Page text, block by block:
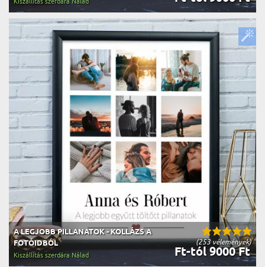
(253 vélemények)
A LEGJOBB PILLANATOK - KOLLÁZS A
FOTÓIDBÓL
Ft-tól 9000 Ft
Kiszállítás szerdára Nálad